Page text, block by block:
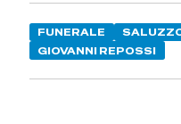
FUNERALE
GIOVANNI REPOSSI